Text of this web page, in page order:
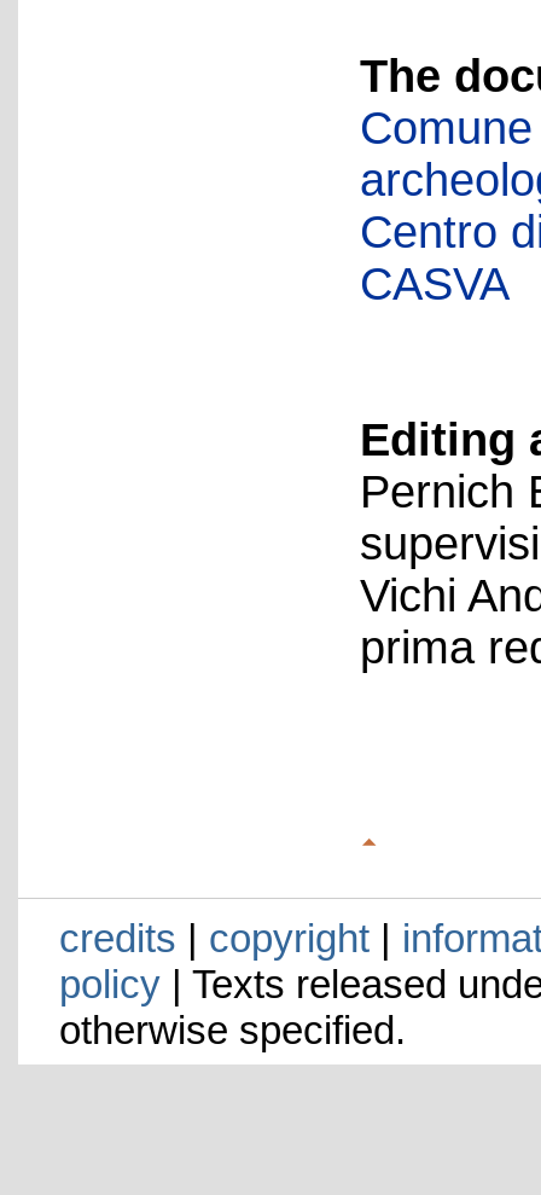
The
Centro
CASVA
Editing
Pernich
Vichi
prima
credits | copyright|
policy| Texts released
otherwise specified.